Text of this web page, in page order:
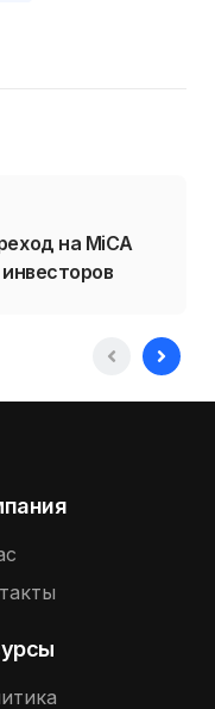
на MiCA